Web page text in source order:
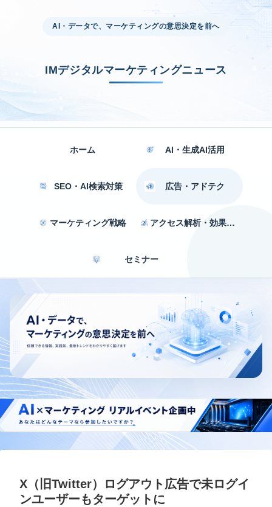
AI・データで、マーケティングの意思決定を前へ
IMデジタルマーケティングニュース
ホーム AI・生成AI活用
SEO・AI検索対策 広告・アドテク
マーケティング戦略 アクセス解析・効果測定
セミナー
X（旧Twitter）ログアウト広告で未ログイ
ンユーザーもターゲットに